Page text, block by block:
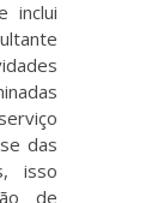
inclui
das
isso
de